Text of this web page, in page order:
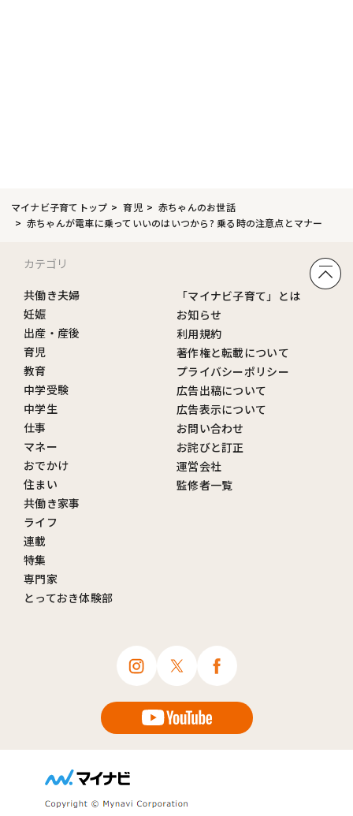
マイナビ子育てトップ 育児
赤ちゃんのお世話
赤ちゃんが電車に乗っていいのはいつから? 乗る時の注意点とマナー
カテゴリ
共働き夫婦
妊娠
出産・産後
育児
教育
中学受験
中学生
仕事
マネー
おでかけ
住まい
共働き家事
ライフ
連載
特集
専門家
とっておき体験部
「マイナビ子育て」とは
お知らせ
利用規約
著作権と転載について
プライバシーポリシー
広告出稿について
広告表示について
お問い合わせ
お詫びと訂正
運営会社
監修者一覧